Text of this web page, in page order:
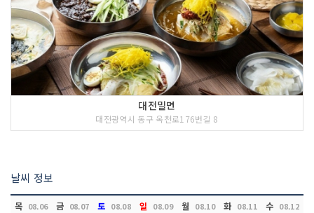
대전밀면
대전광역시 동구 옥천로176번길 8
날씨 정보
목 08.06 금 08.07 토 08.08 일 08.09 월 08.10 화 08.11 수 08.12